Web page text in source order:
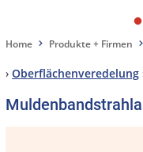
Home Produkte + Firmen
› Oberflächenveredelung